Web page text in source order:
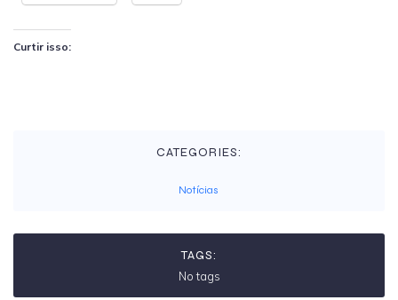
Curtir isso:
CATEGORIES:
Notícias
TAGS:
No tags